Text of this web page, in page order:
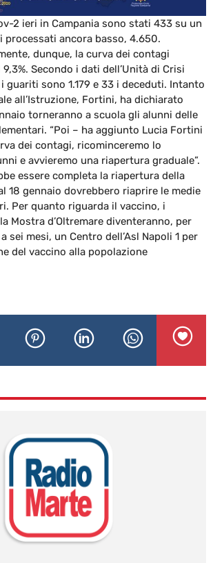
2 ieri in Campania sono stati 433 su un
processati ancora basso, 4.650.
dunque, la curva dei contagi
9,3%. Secondo i dati dell’Unità di Crisi
guariti sono 1.179 e 33 i deceduti. Intanto
all’Istruzione, Fortini, ha dichiarato
torneranno a scuola gli alunni delle
“Poi – ha aggiunto Lucia Fortini
dei contagi, ricominceremo lo
e avvieremo una riapertura graduale”.
essere completa la riapertura della
18 gennaio dovrebbero riaprire le medie
Per quanto riguarda il vaccino, i
Mostra d’Oltremare diventeranno, per
sei mesi, un Centro dell’Asl Napoli 1 per
del vaccino alla popolazione